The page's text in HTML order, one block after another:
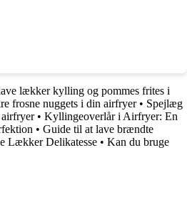
lækker kylling og pommes frites i
frosne nuggets i din airfryer• Spejlæg
• Kyllingeoverlår i Airfryer: En
• Guide til at lave brændte
Lækker Delikatesse • Kan du bruge